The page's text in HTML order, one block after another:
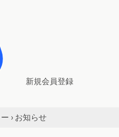
新規会員登録
› お知らせ